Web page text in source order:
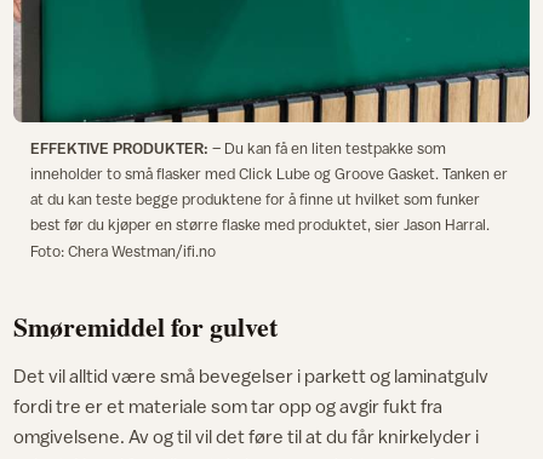
EFFEKTIVE PRODUKTER: – Du kan få en liten testpakke som
inneholder to små flasker med Click Lube og Groove Gasket. Tanken er
at du kan teste begge produktene for å finne ut hvilket som funker
best før du kjøper en større flaske med produktet, sier Jason Harral.
Foto: Chera Westman/ifi.no
Smøremiddel for gulvet
Det vil alltid være små bevegelser i parkett og laminatgulv
fordi tre er et materiale som tar opp og avgir fukt fra
omgivelsene. Av og til vil det føre til at du får knirkelyder i